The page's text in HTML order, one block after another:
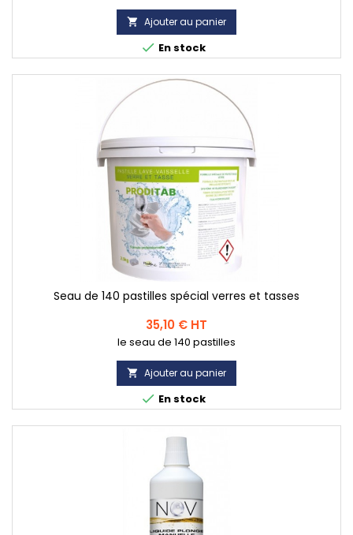
 Ajouter au panier
 En stock
Seau de 140 pastilles spécial verres et tasses
Prix
35,10 € HT
le seau de 140 pastilles
 Ajouter au panier
 En stock